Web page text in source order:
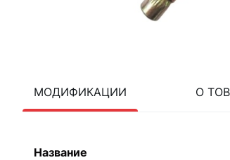
МОДИФИКАЦИИ О
Название